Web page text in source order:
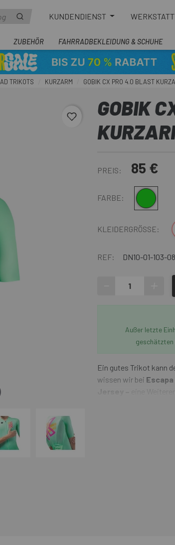
KUNDENDIENST
ZUBEHÖR FAHRRADBEKLEIDUNG & SCHUHE
TRIKOTS KURZARM GOBIK CX PRO 4.0 BLAST
favorite_border
GOBIK
PREIS: 85 €
FARBE: Grün
KLEIDERGRÖSSE:
REF: DN10-01-103-
Außer letzte
geschätzten
Ein gutes Trikot kann
wissen wir bei Escapa
Jersey –
eine
Komfort und